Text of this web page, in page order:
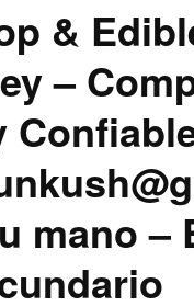
&
–
mano –